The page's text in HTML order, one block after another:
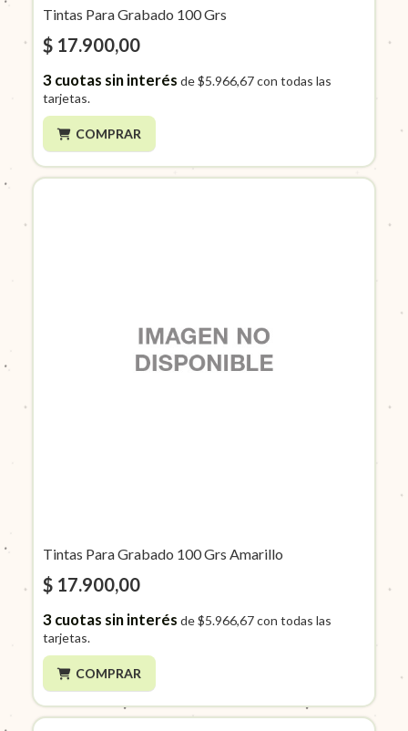
Tintas Para Grabado 100 Grs
$ 17.900,00
3cuotas sin interés de$5.966,67con todas las
tarjetas.
COMPRAR
Tintas Para Grabado 100 Grs Amarillo
$ 17.900,00
3cuotas sin interés de$5.966,67con todas las
tarjetas.
COMPRAR